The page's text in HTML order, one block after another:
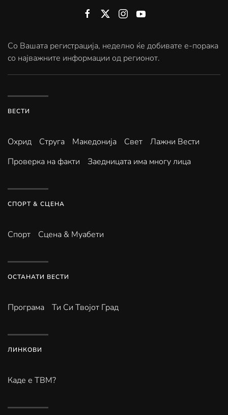
Со Вашата регистрација, неделно ќе добивате е-порака
со најважните информации од регионот.
ВЕСТИ
Охрид Струга Македонија Свет
Лажни Вести
Проверка на факти
Заедницата има многу лица
СПОРТ & СЦЕНА
Спорт Сцена & Муабети
ОСТАНАТИ ВЕСТИ
Програма Ти Си Твојот Град
ЛИНКОВИ
Каде е ТВМ?